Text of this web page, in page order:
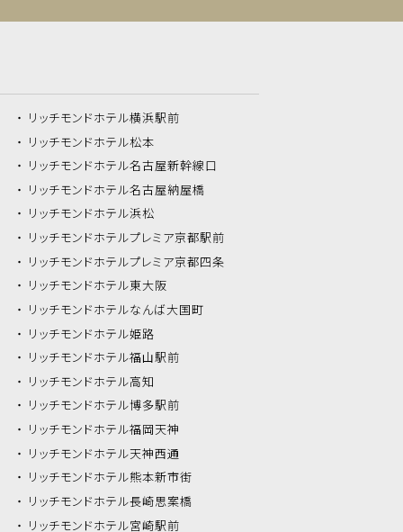
リッチモンドホテル横浜駅前
リッチモンドホテル松本
リッチモンドホテル名古屋新幹線口
リッチモンドホテル名古屋納屋橋
リッチモンドホテル浜松
リッチモンドホテルプレミア京都駅前
リッチモンドホテルプレミア京都四条
リッチモンドホテル東大阪
リッチモンドホテルなんば大国町
リッチモンドホテル姫路
リッチモンドホテル福山駅前
リッチモンドホテル高知
リッチモンドホテル博多駅前
リッチモンドホテル福岡天神
リッチモンドホテル天神西通
リッチモンドホテル熊本新市街
リッチモンドホテル長崎思案橋
リッチモンドホテル宮崎駅前